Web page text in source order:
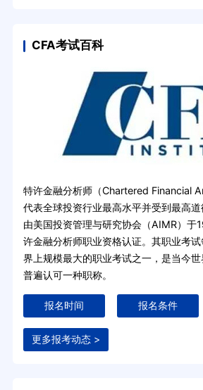
CFA考试百科
特许金融分析师（Chartered Financial
代表全球投资行业最高水平并受到最高
由美国投资管理与研究协会（AIMR）于
许金融分析师职业资格认证。其职业考
界上规模最大的职业考试之一，是当今
普遍认可一种职称。
报名时间 报名条件
更多报考动态 >